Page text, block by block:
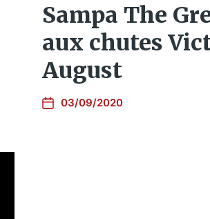
Sampa The
aux chutes
August
03/09/2020